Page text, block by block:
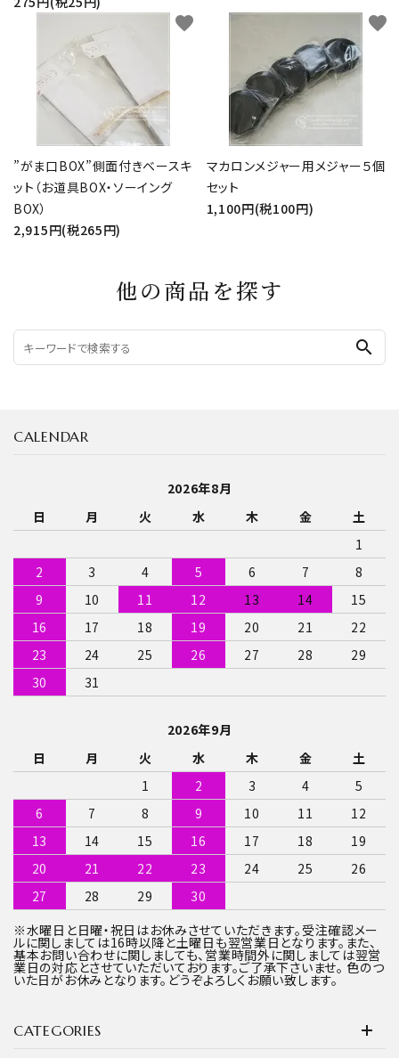
”がま口BOX”側面付きベースキ
ット（お道具BOX・ソーイング
BOX）
2,915円(税265円)
favorite
マカロンメジャー用メジャー５個
セット
1,100円(税100円)
favorite
他の商品を探す
search
CATEGORIES
CALENDAR
2026年8月
日
月 火 水 木 金
土
1
2
3 4 5 6 7
8
9
10 11 12 13 14
15
16
17 18 19 20 21
22
23
24 25 26 27 28
29
30
31
2026年9月
日
月 火 水 木 金
土
1
2 3 4
5
6
7 8 9 10 11
12
13
14 15 16 17 18
19
20
21 22 23 24 25
26
27
28 29
30
※水曜日と日曜・祝日はお休みさせていただきます。受注確認メー
ルに関しましては16時以降と土曜日も翌営業日となります。また、
基本お問い合わせに関しましても、営業時間外に関しましては翌営
業日の対応とさせていただいております。ご了承下さいませ。 色のつ
いた日がお休みとなります。どうぞよろしくお願い致します。